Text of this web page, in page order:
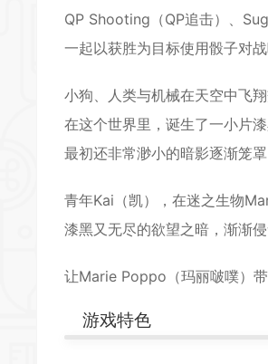
QP Shooting（QP追击）、
一起以获胜为目标使用骰子对战
小狗 、人类与机械在天空中飞
在这个世界里，诞生了一小片漆
最初还非常渺小的暗影逐渐笼
青年Kai（凯），在迷之生物
漆黑又无尽的欲望之暗，渐渐
让Marie Poppo（玛丽啵噗）
游戏特色
*
*
*
*